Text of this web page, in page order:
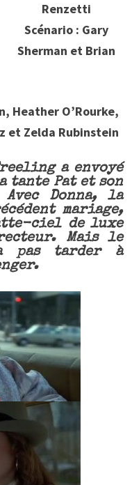
Renzetti
Scénario : Gary
Sherman et Brian
Heather O’Rourke,
et Zelda Rubinstein
a envoyé
tante Pat et son
Donna, la
mariage,
ciel de luxe
Mais le
pas tarder à